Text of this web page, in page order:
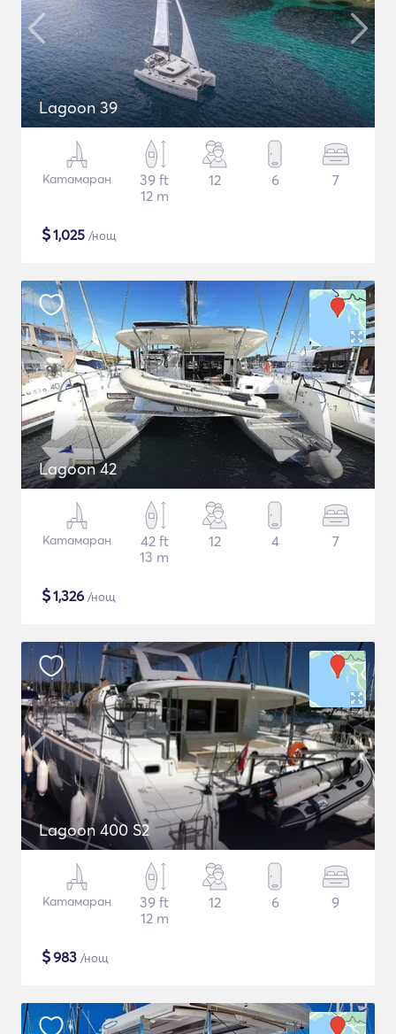
Lagoon 39
Катамаран
39 ft
12 m
12 6 7
$1,025 /нощ
Lagoon 42
Катамаран
42 ft
13 m
12 4 7
$1,326 /нощ
Lagoon 400 S2
Катамаран
39 ft
12 m
12 6 9
$983 /нощ